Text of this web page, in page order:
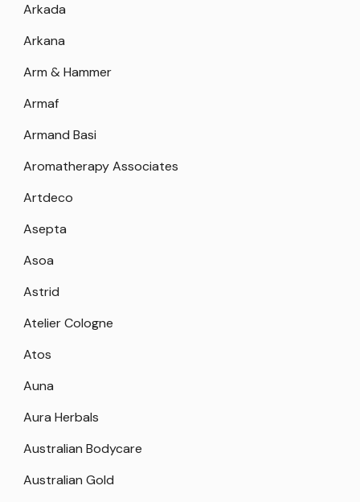
Arkada
Arkana
Arm & Hammer
Armaf
Armand Basi
Aromatherapy Associates
Artdeco
Asepta
Asoa
Astrid
Atelier Cologne
Atos
Auna
Aura Herbals
Australian Bodycare
Australian Gold